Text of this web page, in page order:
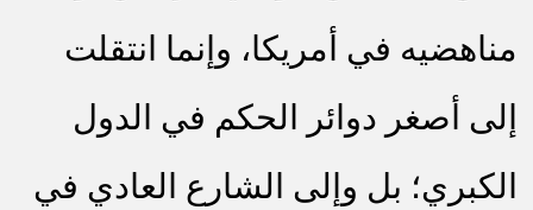
مناهضيه في أمريكا، وإنما انتقلت
إلى أصغر دوائر الحكم في الدول
الكبري؛ بل وإلى الشارع العادي في